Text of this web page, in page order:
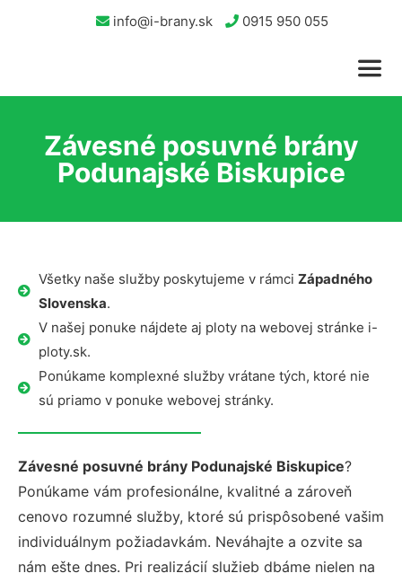
info@i-brany.sk 0915 950 055
Závesné posuvné brány
Podunajské Biskupice
Všetky naše služby poskytujeme v rámci Západného
Slovenska.
V našej ponuke nájdete aj ploty na webovej stránke i-
ploty.sk.
Ponúkame komplexné služby vrátane tých, ktoré nie
sú priamo v ponuke webovej stránky.
Závesné posuvné brány Podunajské Biskupice?
Ponúkame vám profesionálne, kvalitné a zároveň
cenovo rozumné služby, ktoré sú prispôsobené vašim
individuálnym požiadavkám. Neváhajte a ozvite sa
nám ešte dnes. Pri realizácií služieb dbáme nielen na